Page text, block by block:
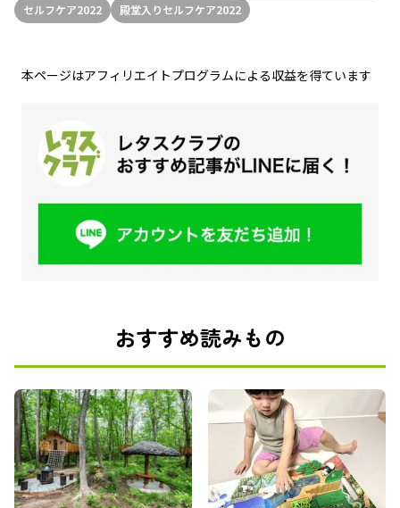
セルフケア2022
殿堂入りセルフケア2022
本ページはアフィリエイトプログラムによる収益を得ています
おすすめ読みもの